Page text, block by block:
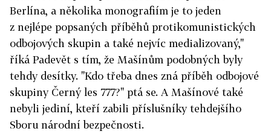
Berlína, a několika monografiím je to jeden
z nejlépe popsaných příběhů protikomunistických
odbojových skupin a také nejvíc medializovaný,"
říká Padevět s tím, že Mašínům podobných byly
tehdy desítky. "Kdo třeba dnes zná příběh odbojové
skupiny Černý les 777?" ptá se. A Mašínové také
nebyli jediní, kteří zabili příslušníky tehdejšího
Sboru národní bezpečnosti.